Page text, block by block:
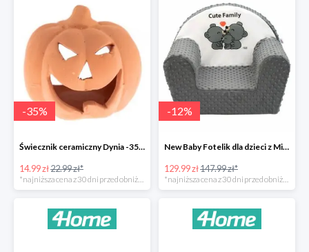
-35%
Świecznik ceramiczny Dynia -35%
14.99 zł22.99 zł*
*najniższa cena z 30 dni przed obniżką
-12%
New Baby Fotelik dla dzieci z Minky Cute Family -12%
129.99 zł147.99 zł*
*najniższa cena z 30 dni przed obniżką